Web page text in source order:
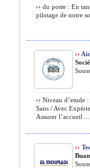
›› du poste : En
pilotage de notre
››
›› Niveau d’etude
Sans / Avec
Assurer l’accueil ...
››